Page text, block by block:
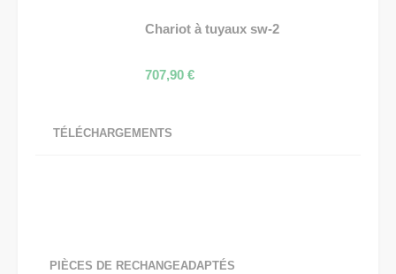
Chariot à tuyaux sw-2
707,90 €
TÉLÉCHARGEMENTS
PIÈCES DE RECHANGEADAPTÉS